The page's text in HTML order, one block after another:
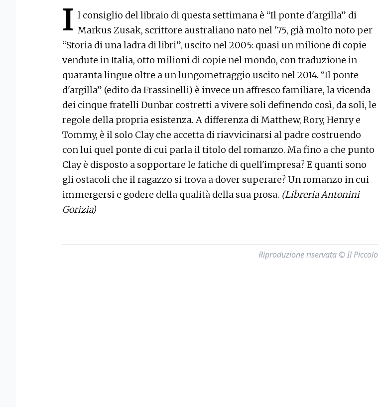
I l consiglio del libraio di questa settimana è “Il ponte d'argilla” di
Markus Zusak, scrittore australiano nato nel '75, già molto noto per
“Storia di una ladra di libri”, uscito nel 2005: quasi un milione di copie
vendute in Italia, otto milioni di copie nel mondo, con traduzione in
quaranta lingue oltre a un lungometraggio uscito nel 2014. “Il ponte
d'argilla” (edito da Frassinelli) è invece un affresco familiare, la vicenda
dei cinque fratelli Dunbar costretti a vivere soli definendo così, da soli, le
regole della propria esistenza. A differenza di Matthew, Rory, Henry e
Tommy, è il solo Clay che accetta di riavvicinarsi al padre costruendo
con lui quel ponte di cui parla il titolo del romanzo. Ma fino a che punto
Clay è disposto a sopportare le fatiche di quell'impresa? E quanti sono
gli ostacoli che il ragazzo si trova a dover superare? Un romanzo in cui
immergersi e godere della qualità della sua prosa. (Libreria Antonini
Gorizia)
Riproduzione riservata © Il Piccolo